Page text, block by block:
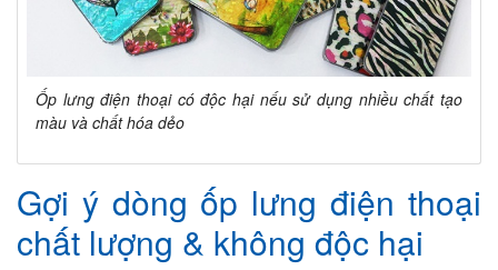
Ốp lưng điện thoại có độc hại nếu sử dụng nhiều chất tạo
màu và chất hóa dẻo
Gợi ý dòng ốp lưng điện thoại
chất lượng & không độc hại